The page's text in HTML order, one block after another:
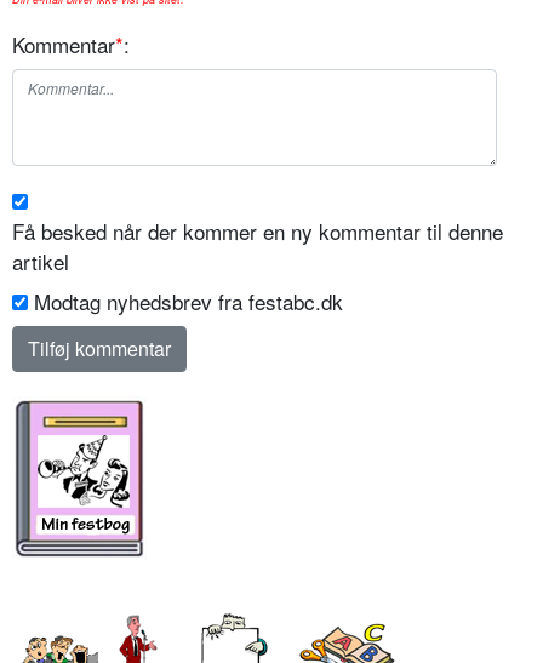
Kommentar*:
Få besked når der kommer en ny kommentar til denne
artikel
Modtag nyhedsbrev fra festabc.dk